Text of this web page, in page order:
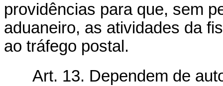
providências para que, sem
aduaneiro, as atividades da
ao tráfego postal.
Art. 13. Dependem de